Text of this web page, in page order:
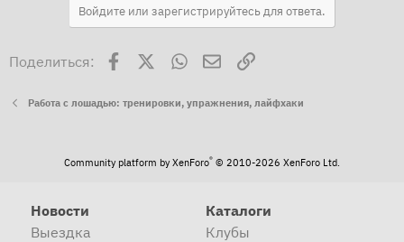
Войдите или зарегистрируйтесь для ответа.
Поделиться: Facebook WhatsAppЭлектронная почта
Ссылка
Работа с лошадью: тренировки, упражнения, лайфхаки
Community platform by XenForo® © 2010-2026 XenForo Ltd.
Новости
Выездка
Каталоги
Клубы